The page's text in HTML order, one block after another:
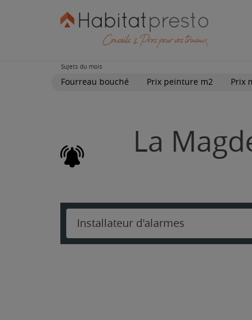
Sujets du mois
Fourreau bouché Prix peinture m2 Prix
La
Installateur d'alarmes